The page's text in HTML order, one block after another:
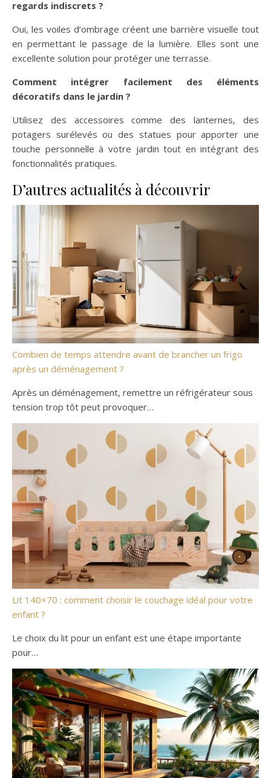
regards indiscrets ?
Oui, les voiles d’ombrage créent une barrière visuelle tout
en permettant le passage de la lumière. Elles sont une
excellente solution pour protéger une terrasse.
Comment intégrer facilement des éléments
décoratifs dans le jardin ?
Utilisez des accessoires comme des lanternes, des
potagers surélevés ou des statues pour apporter une
touche personnelle à votre jardin tout en intégrant des
fonctionnalités pratiques.
D’autres actualités à découvrir
Combien de temps attendre avant de brancher un frigo
après un déménagement ?
Après un déménagement, remettre un réfrigérateur sous
tension trop tôt peut provoquer…
Lit 140×70 : comment choisir le couchage idéal pour votre
enfant ?
Le choix du lit pour un enfant est une étape importante
pour…